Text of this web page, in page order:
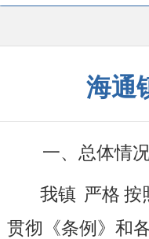
海通
一、总体情
我镇 严格 按
贯彻《条例》和